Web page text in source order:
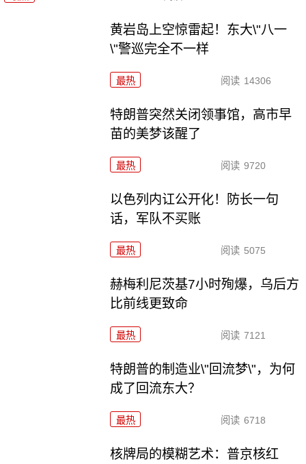
黄岩岛上空惊雷起！东大\"八一
\"警巡完全不一样
最热 阅读 14306
特朗普突然关闭领事馆，高市早
苗的美梦该醒了
最热 阅读 9720
以色列内讧公开化！防长一句
话，军队不买账
最热 阅读 5075
赫梅利尼茨基7小时殉爆，乌后方
比前线更致命
最热 阅读 7121
特朗普的制造业\"回流梦\"，为何
成了回流东大？
最热 阅读 6718
核牌局的模糊艺术：普京核红